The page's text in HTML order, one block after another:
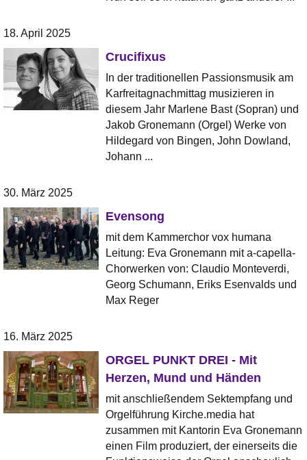
18. April 2025
Crucifixus
In der traditionellen Passionsmusik am
Karfreitagnachmittag musizieren in
diesem Jahr Marlene Bast (Sopran) und
Jakob Gronemann (Orgel) Werke von
Hildegard von Bingen, John Dowland,
Johann ...
30. März 2025
Evensong
mit dem Kammerchor vox humana
Leitung: Eva Gronemann mit a-capella-
Chorwerken von: Claudio Monteverdi,
Georg Schumann, Eriks Esenvalds und
Max Reger
16. März 2025
ORGEL PUNKT DREI - Mit
Herzen, Mund und Händen
mit anschließendem Sektempfang und
Orgelführung Kirche.media hat
zusammen mit Kantorin Eva Gronemann
einen Film produziert, der einerseits die